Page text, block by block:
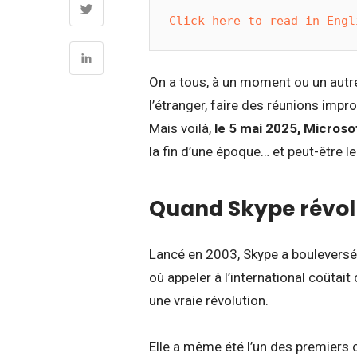
Click here to read in
On a tous, à un moment ou un
l’étranger, faire des réunions
Mais voilà, le 5 mai 2025,
la fin d’une époque… et peut-être
Quand Skype
Lancé en 2003, Skype a
où appeler à l’international coûtait
une vraie révolution.
Elle a même été l’un des